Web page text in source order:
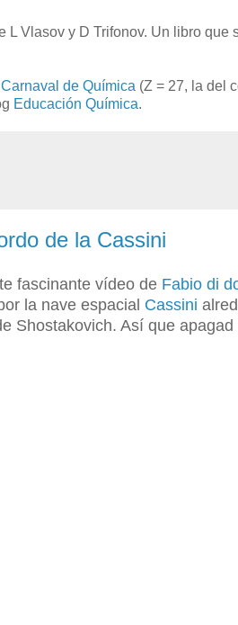
L Vlasov y D Trifonov. Un libro que
de Química (Z = 27, la del
Educación Química.
de la Cassini
fascinante vídeo de Fabio di
la nave espacial Cassini
Shostakovich. Así que